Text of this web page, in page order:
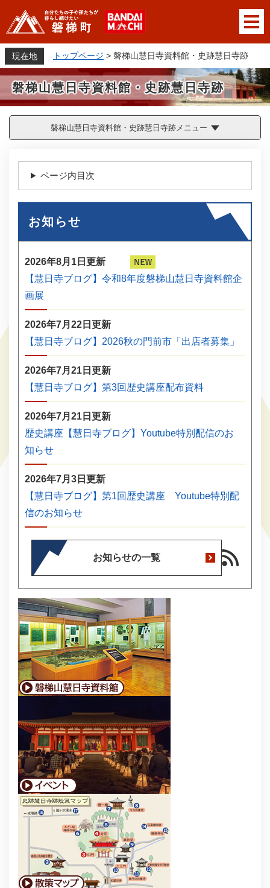
ジ
の
先
す
メニューを飛ばして本文へ
現在地 トップページ > 磐梯山慧日寺資料館・史跡慧日寺跡
磐梯山慧日寺資料館・史跡慧日寺跡
磐梯山慧日寺資料館・史跡慧日寺跡メニュー
ページ内目次
お知らせ
2026年8月1日更新
【慧日寺ブログ】令和8年度磐梯山慧日寺資料館企
画展
2026年7月22日更新
【慧日寺ブログ】2026秋の門前市「出店者募集」
2026年7月21日更新
【慧日寺ブログ】第3回歴史講座配布資料
2026年7月21日更新
歴史講座【慧日寺ブログ】Youtube特別配信のお
知らせ
2026年7月3日更新
【慧日寺ブログ】第1回歴史講座 Youtube特別配
信のお知らせ
お知らせの一覧